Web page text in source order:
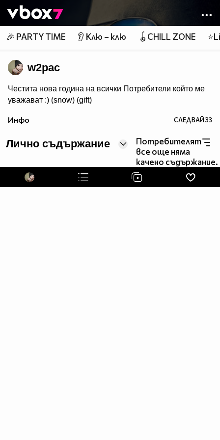
👾
🎉 PARTY TIME 👂 Клю – клю 🪀CHILL ZONE
w2pac
Честита нова година на всички Потребители който ме
уважават :) (snow) (gift)
Инфо СЛЕДВАЙ33
Лично съдържание
Потребителят
все още няма
качено съдържание.